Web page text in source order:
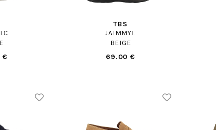
€
TBS
JAIMMYE
BEIGE
69.00 €